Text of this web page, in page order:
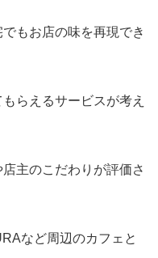
もお店の味を再現でき
らえるサービスが考え
主のこだわりが評価さ
など周辺のカフェと